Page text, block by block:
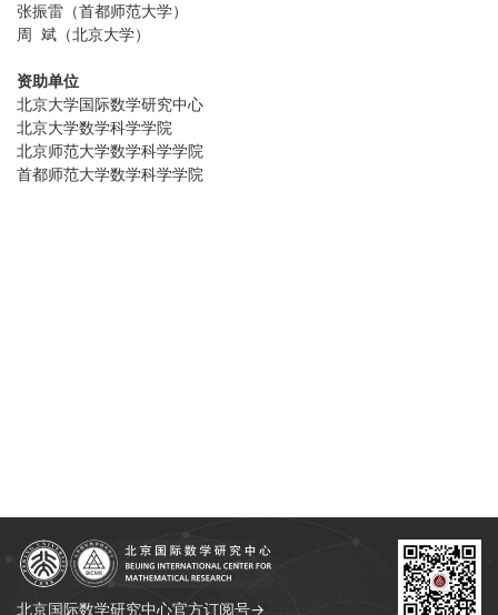
张振雷（首都师范大学）
周 斌（北京大学）
资助单位
北京大学国际数学研究中心
北京大学数学科学学院
北京师范大学数学科学学院
首都师范大学数学科学学院
北京国际数学研究中心官方订阅号→